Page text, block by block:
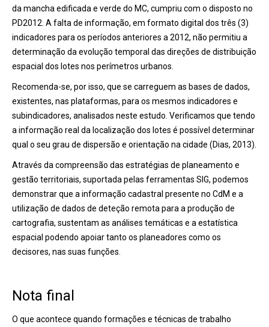
da mancha edificada e verde do MC, cumpriu com o disposto no
PD2012. A falta de informação, em formato digital dos três (3)
indicadores para os períodos anteriores a 2012, não permitiu a
determinação da evolução temporal das direções de distribuição
espacial dos lotes nos perímetros urbanos.
Recomenda-se, por isso, que se carreguem as bases de dados,
existentes, nas plataformas, para os mesmos indicadores e
subindicadores, analisados neste estudo. Verificamos que tendo
a informação real da localização dos lotes é possível determinar
qual o seu grau de dispersão e orientação na cidade (Dias, 2013).
Através da compreensão das estratégias de planeamento e
gestão territoriais, suportada pelas ferramentas SIG, podemos
demonstrar que a informação cadastral presente no CdM e a
utilização de dados de deteção remota para a produção de
cartografia, sustentam as análises temáticas e a estatística
espacial podendo apoiar tanto os planeadores como os
decisores, nas suas funções.
Nota final
O que acontece quando formações e técnicas de trabalho